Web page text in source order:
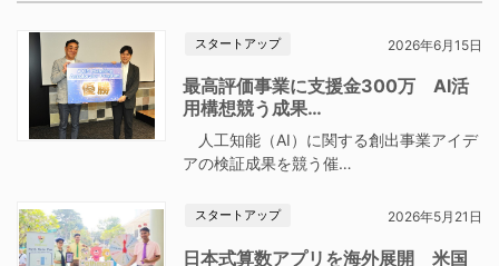
スタートアップ 2026年6月15日
最高評価事業に支援金300万 AI活
用構想競う成果…
人工知能（AI）に関する創出事業アイデ
アの検証成果を競う催…
スタートアップ 2026年5月21日
日本式算数アプリを海外展開 米国